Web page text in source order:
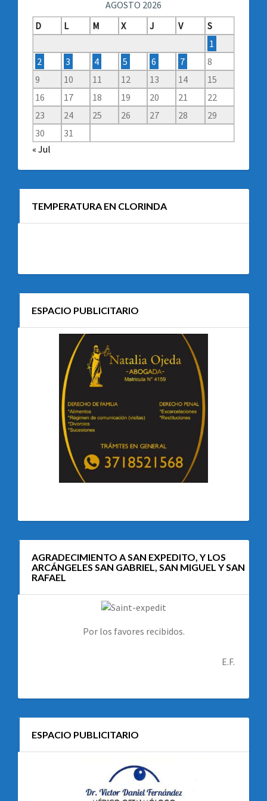
AGOSTO 2026
D
L M X J V
S
1
2
3 4 5 6 7
8
9
10 11 12 13 14
15
16
17 18 19 20 21
22
23
24 25 26 27 28
29
30
31
« Jul
TEMPERATURA EN CLORINDA
ESPACIO PUBLICITARIO
AGRADECIMIENTO A SAN EXPEDITO, Y LOS
ARCÁNGELES SAN GABRIEL, SAN MIGUEL Y SAN
RAFAEL
Por los favores recibidos.
E.F.
ESPACIO PUBLICITARIO